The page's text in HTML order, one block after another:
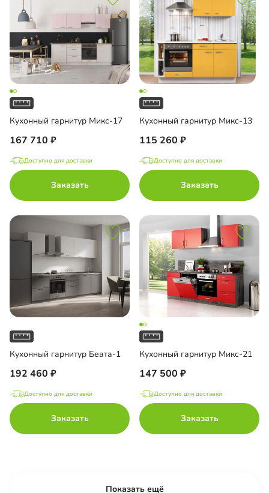
Кухонный гарнитур Микс-17
167 710
Доступно для доставки
Заказать
Кухонный гарнитур Микс-13
115 260
Доступно для доставки
Заказать
Кухонный гарнитур Беата-1
192 460
Доступно для доставки
Заказать
Кухонный гарнитур Микс-21
147 500
Доступно для доставки
Заказать
Показать ещё